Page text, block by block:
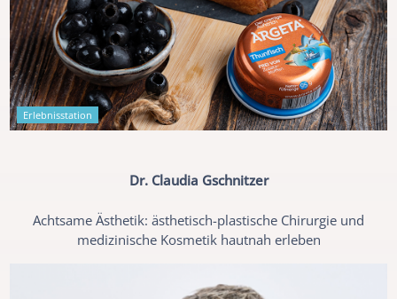
Erlebnisstation
Dr. Claudia Gschnitzer
Achtsame Ästhetik: ästhetisch-plastische Chirurgie und
medizinische Kosmetik hautnah erleben